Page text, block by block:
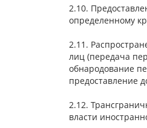
2.10.
определенному
2.11.
лиц (передача
обнародование
предоставление
2.12.
власти